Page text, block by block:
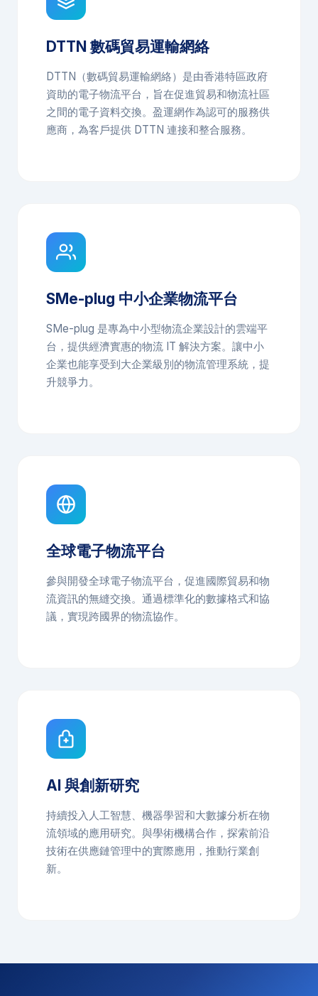
DTTN 數碼貿易運輸網絡
DTTN（數碼貿易運輸網絡）是由香港特區政府
資助的電子物流平台，旨在促進貿易和物流社區
之間的電子資料交換。盈運網作為認可的服務供
應商，為客戶提供 DTTN 連接和整合服務。
SMe-plug 中小企業物流平台
SMe-plug 是專為中小型物流企業設計的雲端平
台，提供經濟實惠的物流 IT 解決方案。讓中小
企業也能享受到大企業級別的物流管理系統，提
升競爭力。
全球電子物流平台
參與開發全球電子物流平台，促進國際貿易和物
流資訊的無縫交換。通過標準化的數據格式和協
議，實現跨國界的物流協作。
AI 與創新研究
持續投入人工智慧、機器學習和大數據分析在物
流領域的應用研究。與學術機構合作，探索前沿
技術在供應鏈管理中的實際應用，推動行業創
新。